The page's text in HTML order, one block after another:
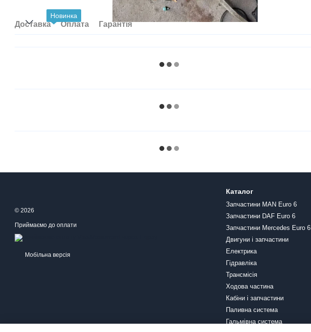
Новинка
Доставка Оплата Гарантія
© 2026
Приймаємо до оплати
Мобільна версія
Каталог
Запчастини MAN Euro 6
Запчастини DAF Euro 6
Запчастини Mercedes Euro 6
Двигуни і запчастини
Електрика
Гідравліка
Трансмісія
Ходова частина
Кабіни і запчастини
Паливна система
Гальмівна система